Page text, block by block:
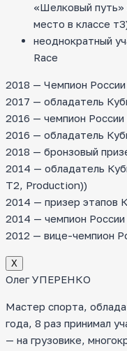
«Шелковый
место в классе
неоднократный
Race
2018 — Чемпион
2017 — обладатель
2016 — чемпион
2016 — обладатель
2018 — бронзовый
2014 — обладатель
T2, Production))
2014 — призер этапов
2014 — чемпион России
2012 — вице-чемпион
Х
Олег УПЕРЕНКО
Мастер спорта,
года, 8 раз принимал
— на грузовике,